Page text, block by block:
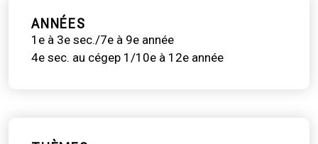
ANNÉES
1e à 3e sec./7e à 9e année
4e sec. au cégep 1/10e à 12e année